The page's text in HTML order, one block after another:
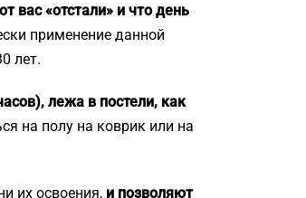
вас «отстали» и что день
применение данной
лет.
лежа в постели, как
на полу на коврик или на
их освоения, и позволяют